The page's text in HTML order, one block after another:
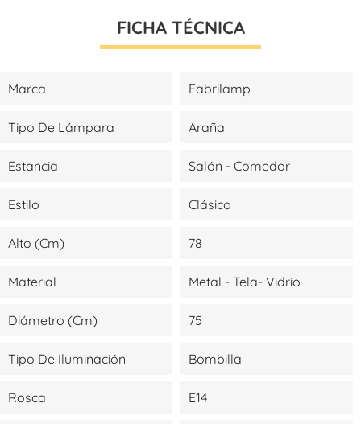
FICHA TÉCNICA
Marca Fabrilamp
Tipo De Lámpara Araña
Estancia Salón - Comedor
Estilo Clásico
Alto (cm) 78
Material Metal - Tela- Vidrio
Diámetro (cm) 75
Tipo De Iluminación Bombilla
Rosca E14